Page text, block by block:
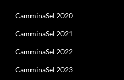
CamminaSel 2020
CamminaSel 2021
CamminaSel 2022
CamminaSel 2023